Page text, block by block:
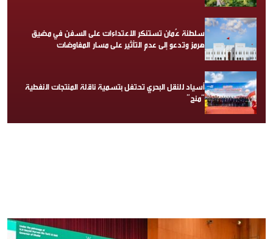
سلطنة عُمان تستنكر الاعتداءات على السفن في مضيق
هرمز وتدعو إلى عدم التأثير على مسار المفاوضات
أسياد للنقل البحري تحتفل بتسمية ناقلة المنتجات النفطية
“منح”